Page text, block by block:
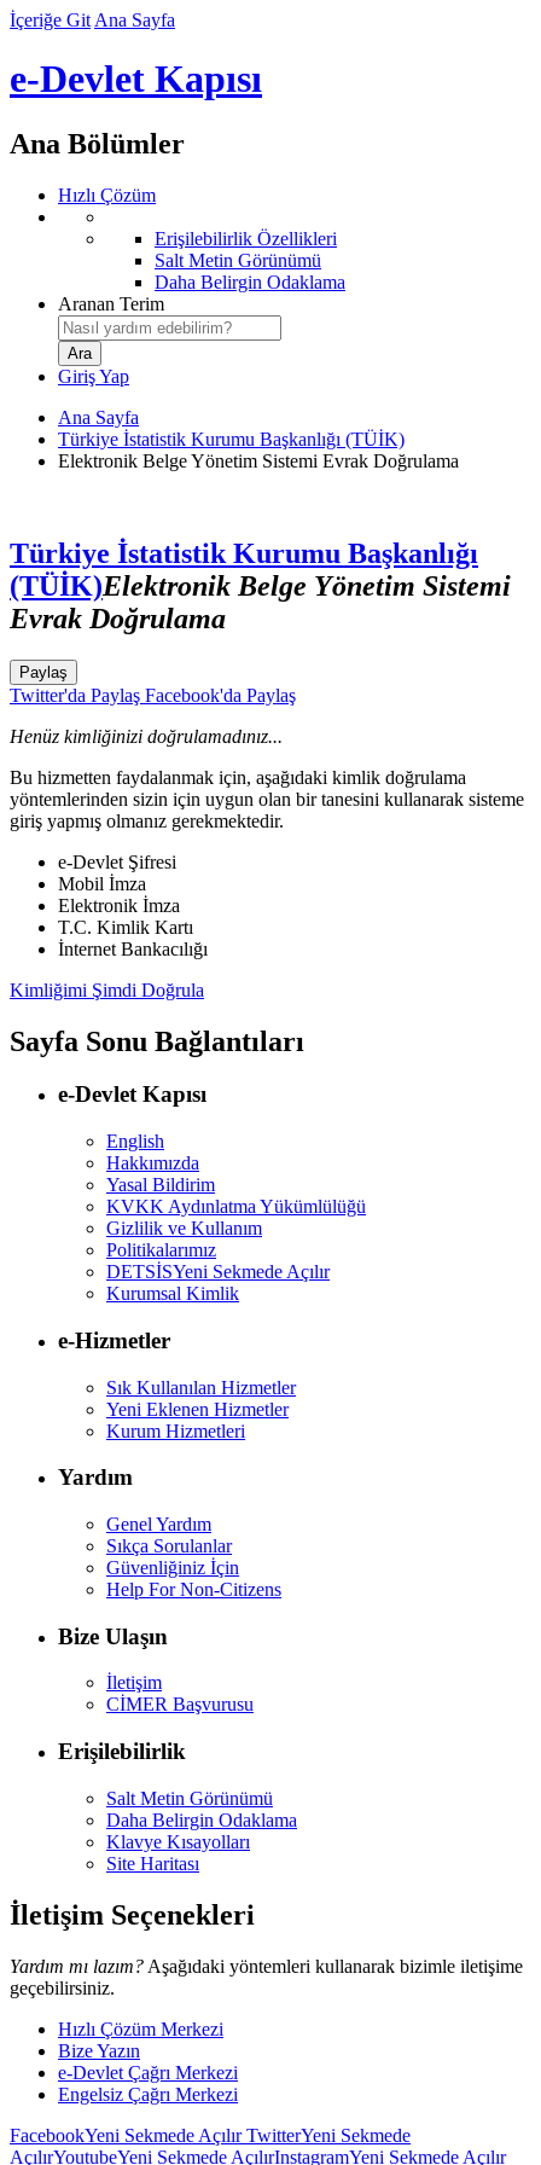
İçeriğe Git Ana Sayfa
e-Devlet Kapısı
Ana Bölümler
Hızlı Çözüm
Erişilebilirlik Özellikleri
Salt Metin Görünümü
Daha Belirgin Odaklama
Aranan Terim
Giriş Yap
Ana Sayfa
Türkiye İstatistik Kurumu Başkanlığı (TÜİK)
Elektronik Belge Yönetim Sistemi Evrak Doğrulama
Türkiye İstatistik Kurumu Başkanlığı
(TÜİK)Elektronik Belge Yönetim Sistemi
Evrak Doğrulama
Paylaş
Twitter'da Paylaş Facebook'da Paylaş
Henüz kimliğinizi doğrulamadınız...
Bu hizmetten faydalanmak için, aşağıdaki kimlik doğrulama
yöntemlerinden sizin için uygun olan bir tanesini kullanarak sisteme
giriş yapmış olmanız gerekmektedir.
e-Devlet Şifresi
Mobil İmza
Elektronik İmza
T.C. Kimlik Kartı
İnternet Bankacılığı
Kimliğimi Şimdi Doğrula
Sayfa Sonu Bağlantıları
e-Devlet Kapısı
English
Hakkımızda
Yasal Bildirim
KVKK Aydınlatma Yükümlülüğü
Gizlilik ve Kullanım
Politikalarımız
DETSİSYeni Sekmede Açılır
Kurumsal Kimlik
e-Hizmetler
Sık Kullanılan Hizmetler
Yeni Eklenen Hizmetler
Kurum Hizmetleri
Yardım
Genel Yardım
Sıkça Sorulanlar
Güvenliğiniz İçin
Help For Non-Citizens
Bize Ulaşın
İletişim
CİMER Başvurusu
Erişilebilirlik
Salt Metin Görünümü
Daha Belirgin Odaklama
Klavye Kısayolları
Site Haritası
İletişim Seçenekleri
Yardım mı lazım? Aşağıdaki yöntemleri kullanarak bizimle iletişime
geçebilirsiniz.
Hızlı Çözüm Merkezi
Bize Yazın
e-Devlet Çağrı Merkezi
Engelsiz Çağrı Merkezi
FacebookYeni Sekmede AçılırTwitterYeni Sekmede
AçılırYoutubeYeni Sekmede AçılırInstagramYeni Sekmede Açılır